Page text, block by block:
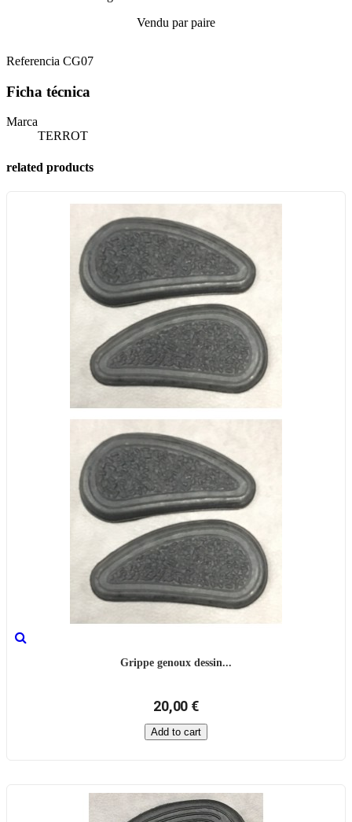
Vendu par paire
Referencia CG07
Ficha técnica
Marca
TERROT
related products
Grippe genoux dessin...
20,00 €
Add to cart